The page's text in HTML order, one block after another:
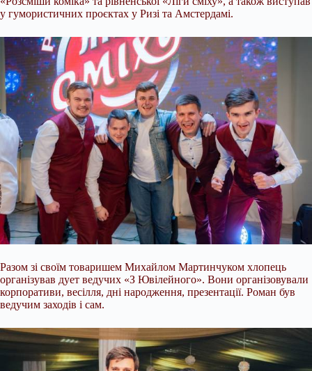
у гумористичних проєктах у Ризі та Амстердамі.
Разом зі своїм товаришем Михайлом Мартинчуком хлопець
організував дует ведучих «З Ювілейного». Вони організовували
корпоративи, весілля, дні народження, презентації. Роман був
ведучим заходів і сам.